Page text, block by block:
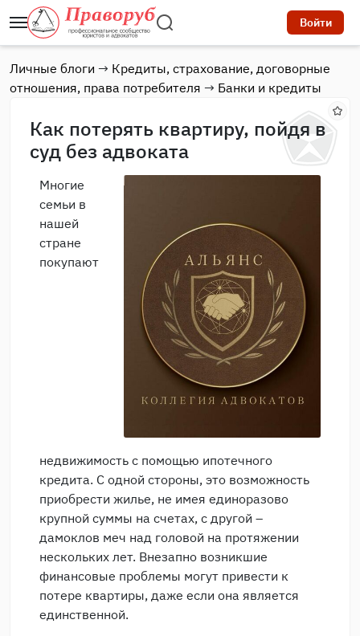
Войти
Личные блоги → Кредиты, страхование, договорные
отношения, права потребителя → Банки и кредиты
Как потерять квартиру, пойдя в
суд без адвоката
Многие
семьи в
нашей
стране
покупают
недвижимость с помощью ипотечного
кредита. С одной стороны, это возможность
приобрести жилье, не имея единоразово
крупной суммы на счетах, с другой –
дамоклов меч над головой на протяжении
нескольких лет. Внезапно возникшие
финансовые проблемы могут привести к
потере квартиры, даже если она является
единственной.